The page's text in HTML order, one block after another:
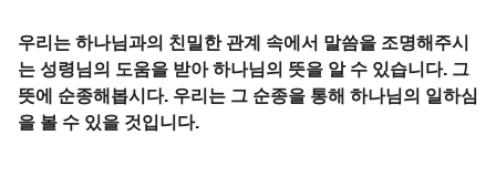
우리는 하나님과의 친밀한 관계 속에서 말씀을 조명해주시
는 성령님의 도움을 받아 하나님의 뜻을 알 수 있습니다. 그
뜻에 순종해봅시다. 우리는 그 순종을 통해 하나님의 일하심
을 볼 수 있을 것입니다.